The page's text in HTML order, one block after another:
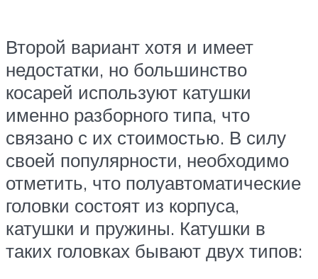
Второй вариант хотя и имеет
недостатки, но большинство
косарей используют катушки
именно разборного типа, что
связано с их стоимостью. В силу
своей популярности, необходимо
отметить, что полуавтоматические
головки состоят из корпуса,
катушки и пружины. Катушки в
таких головках бывают двух типов: